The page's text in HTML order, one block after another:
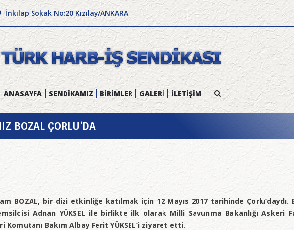
İnkılap Sokak No:20 Kızılay/ANKARA
ANASAYFA SENDİKAMIZ BİRİMLER GALERİ İLETİŞİM
BOZAL ÇORLU’DA
BOZAL, bir dizi etkinliğe katılmak için 12 Mayıs 2017 tarihinde Çorlu’daydı.
Adnan YÜKSEL ile birlikte ilk olarak Milli Savunma Bakanlığı Askeri
Komutanı Bakım Albay Ferit YÜKSEL’i ziyaret etti.